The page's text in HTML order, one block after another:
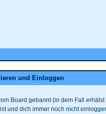
und Einloggen
Board gebannt (in dem Fall
und dich immer noch nicht